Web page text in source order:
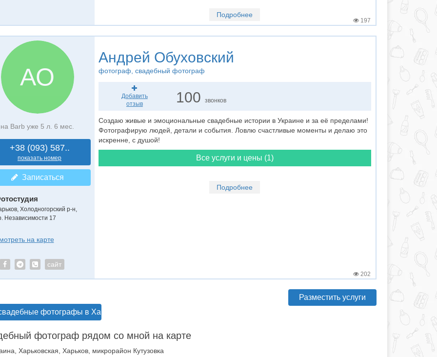
Подробнее
197
АО
на Barb уже 5 л. 6 мес.
+38 (093) 587..
показать номер
Записаться
Холодногорский р-н,
Независимости 17
на карте
сайт
Андрей Обуховский
фотограф , свадебный фотограф
Добавить
отзыв
100звонков
Создаю живые и эмоциональные свадебные истории в Украине и за её пределами!
Фотографирую людей, детали и события. Ловлю счастливые моменты и делаю это
искренне, с душой!
Все услуги и цены (1)
Подробнее
202
фотографы в Харькове
Разместить услуги
фотограф рядом со мной на карте
Харьковская, Харьков, микрорайон Кутузовка